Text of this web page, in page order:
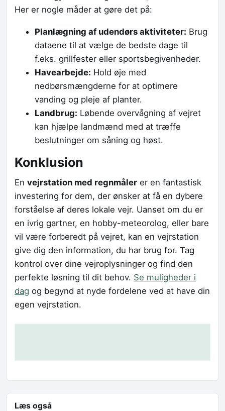
Her er nogle måder at gøre det på:
Planlægning af udendørs aktiviteter: Brug
dataene til at vælge de bedste dage til
f.eks. grillfester eller sportsbegivenheder.
Havearbejde: Hold øje med
nedbørsmængderne for at optimere
vanding og pleje af planter.
Landbrug: Løbende overvågning af vejret
kan hjælpe landmænd med at træffe
beslutninger om såning og høst.
Konklusion
En vejrstation med regnmåler er en fantastisk
investering for dem, der ønsker at få en dybere
forståelse af deres lokale vejr. Uanset om du er
en ivrig gartner, en hobby-meteorolog, eller bare
vil være forberedt på vejret, kan en vejrstation
give dig den information, du har brug for. Tag
kontrol over dine vejroplysninger og find den
perfekte løsning til dit behov. Se muligheder i
dag og begynd at nyde fordelene ved at have din
egen vejrstation.
Læs også